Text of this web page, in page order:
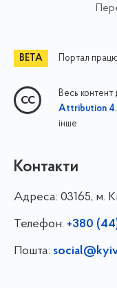
Портал
Весь контент
Attribution
інше
Контакти
Адреса: 03165, м.
Телефон: +380
Пошта: